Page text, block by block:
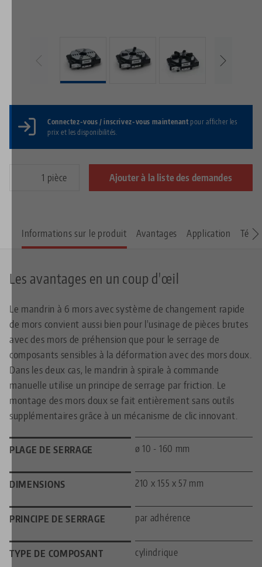
Connectez-vous / inscrivez-vous maintenantpour afficher les
prix et les disponibilités.
pièce Ajouter à la liste des demandes
Informations sur le produit Avantages Application
Les avantages en un coup d'œil
Le mandrin à 6 mors avec système de changement rapide
de mors convient aussi bien pour l'usinage de pièces brutes
avec des mors de préhension que pour le serrage de
composants sensibles à la déformation avec des mors doux.
Dans les deux cas, le mandrin à spirale à commande
manuelle utilise un principe de serrage par friction. Le
montage des mors doux se fait entièrement sans outils
supplémentaires grâce à un mécanisme de clic innovant.
PLAGE DE SERRAGE ø 10 - 160 mm
DIMENSIONS 210 x 155 x 57 mm
PRINCIPE DE SERRAGE par adhérence
TYPE DE COMPOSANT cylindrique